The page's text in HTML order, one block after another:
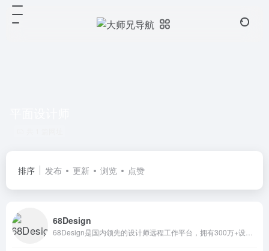
排序 发布 更新 浏览 点赞
68Design